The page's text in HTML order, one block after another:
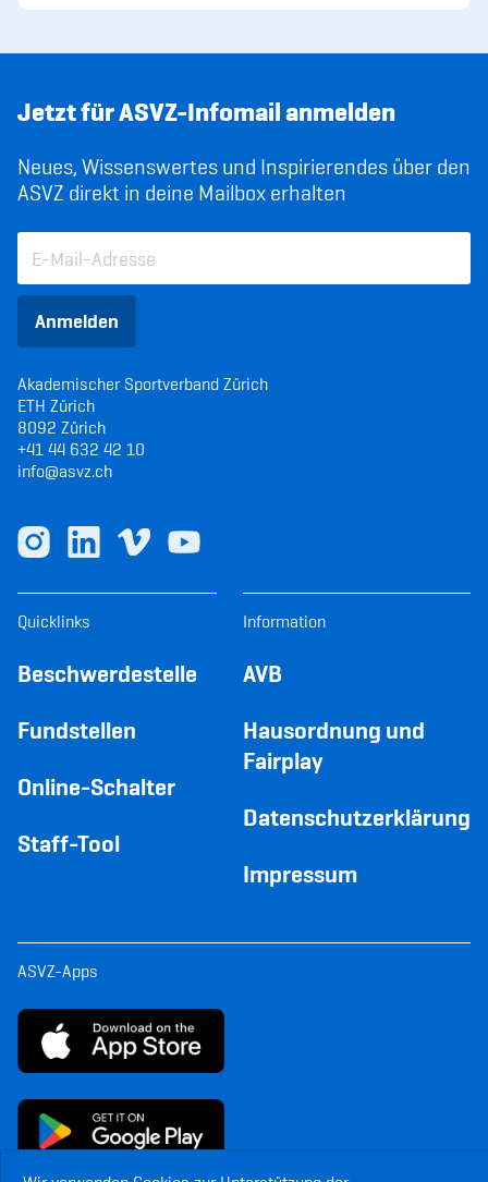
Jetzt für ASVZ-Infomail anmelden
Neues, Wissenswertes und Inspirierendes über den
ASVZ direkt in deine Mailbox erhalten
Anmelden
Akademischer Sportverband Zürich
ETH Zürich
8092 Zürich
+41 44 632 42 10
info@asvz.ch
Quicklinks
Beschwerdestelle
Fundstellen
Online-Schalter
Staff-Tool
Information
AVB
Hausordnung und
Fairplay
Datenschutzerklärung
Impressum
ASVZ-Apps